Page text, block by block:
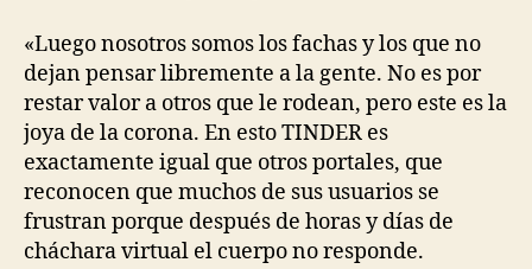
«Luego nosotros somos los fachas y los que no
dejan pensar libremente a la gente. No es por
restar valor a otros que le rodean, pero este es la
joya de la corona. En esto TINDER es
exactamente igual que otros portales, que
reconocen que muchos de sus usuarios se
frustran porque después de horas y días de
cháchara virtual el cuerpo no responde.